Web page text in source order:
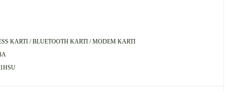
KARTI / BLUETOOTH KARTI / MODEM KARTI